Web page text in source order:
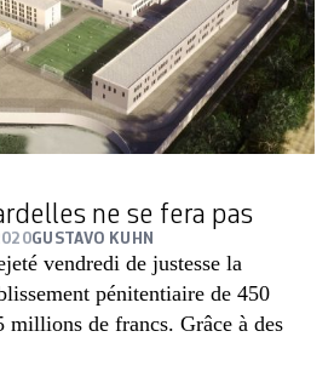
ne se fera pas
GUSTAVO KUHN
vendredi de justesse la
pénitentiaire de 450
millions de francs. Grâce à des